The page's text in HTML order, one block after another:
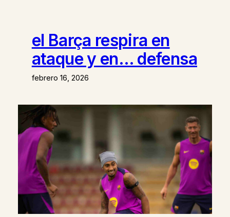
el Barça respira en
ataque y en… defensa
febrero 16, 2026